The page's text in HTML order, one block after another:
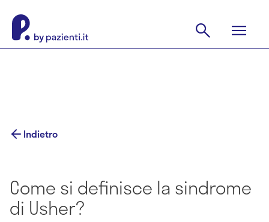
Indietro
Come si definisce la sindrome
di Usher?